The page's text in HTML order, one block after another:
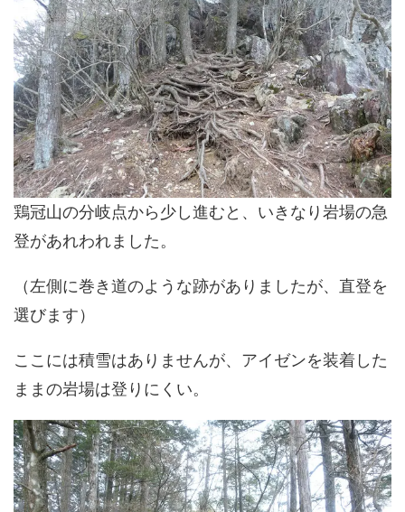
鶏冠山の分岐点から少し進むと、いきなり岩場の急
登があれわれました。
（左側に巻き道のような跡がありましたが、直登を
選びます）
ここには積雪はありませんが、アイゼンを装着した
ままの岩場は登りにくい。